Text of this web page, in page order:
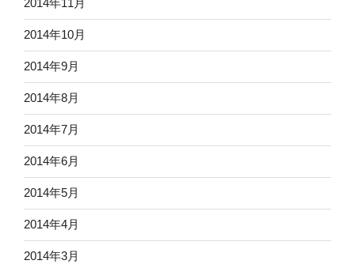
2014年11月
2014年10月
2014年9月
2014年8月
2014年7月
2014年6月
2014年5月
2014年4月
2014年3月